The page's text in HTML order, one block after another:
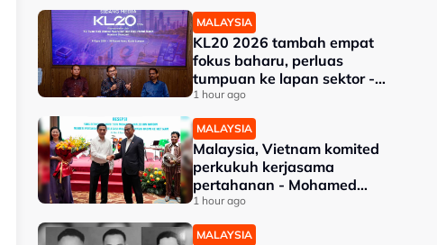
MALAYSIA
KL20 2026 tambah empat
fokus baharu, perluas
tumpuan ke lapan sektor -
Akmal Nasrullah
1 hour ago
MALAYSIA
Malaysia, Vietnam komited
perkukuh kerjasama
pertahanan - Mohamed
Khaled
1 hour ago
MALAYSIA